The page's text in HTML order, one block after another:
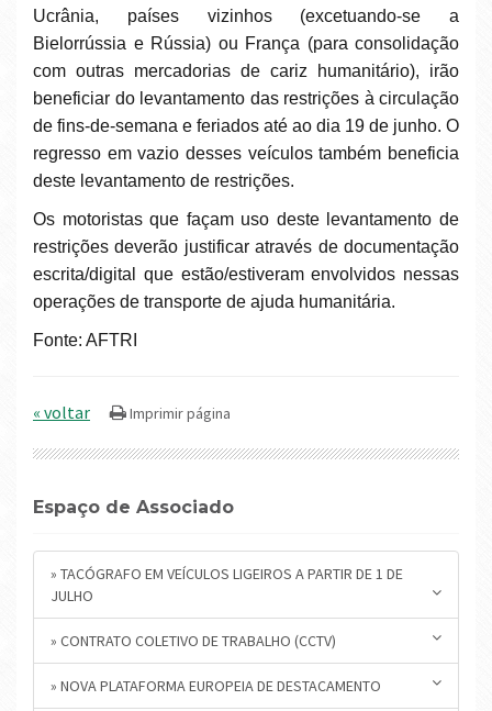
Ucrânia, países vizinhos (excetuando-se a
Bielorrússia e Rússia) ou França (para consolidação
com outras mercadorias de cariz humanitário), irão
beneficiar do levantamento das restrições à circulação
de fins-de-semana e feriados até ao dia 19 de junho. O
regresso em vazio desses veículos também beneficia
deste levantamento de restrições.
Os motoristas que façam uso deste levantamento de
restrições deverão justificar através de documentação
escrita/digital que estão/estiveram envolvidos nessas
operações de transporte de ajuda humanitária.
Fonte: AFTRI
« voltar
Espaço de Associado
» TACÓGRAFO EM VEÍCULOS LIGEIROS A PARTIR DE 1 DE
JULHO
» CONTRATO COLETIVO DE TRABALHO (CCTV)
» NOVA PLATAFORMA EUROPEIA DE DESTACAMENTO